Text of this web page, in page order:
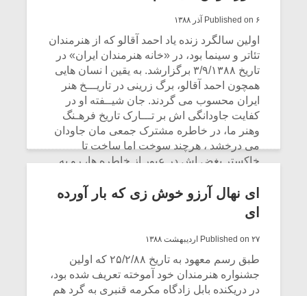
Published on ۶ آذر ۱۳۸۸
اولین سالگرد زنده یاد احمد آقالو که از هنرمندان
تئاتر و سینما بود، در «خانه هنرمندان ایران» در
تاریخ ۳/۹/۱۳۸۸ برگزارشد. به یقین ا نسان هایی
همچون احمد آقالو، برگ زرینی در تاریـــخ هنر
ایران محسوب می گردند. جان شیــفته او در
کفایت جاودانگی اش بر تـــارک تاریخ فرهـنگ
وهنر ما، در خاطره مشترک جمعی مان جاودان
می درخشد ، هرچند سوخت اما ساخت تا
خاکستر بغض اش در عبور از خاطره ها، رو به
ذات فردی اش برخلاف روال مالوف و معـمول
به سوی اعتلای ارزش های پاک انسانی گام نهاد
و درسایه سار حافـظه تاریخ، در وسعت
دستاوردهای بشری دل به دریا زد و رفت.
CONTINUE READING
ای نهال آرزو خوش زی که بار آورده
ای
Published on ۲۷ اردیبهشت ۱۳۸۸
طبق رسم معهود به تاریخ ۲۵/۲/۸۸ که اولین
جشنواره هنرمندان خود آموخته تعریف شده بود،
در دریکنده بابل زادگاه مکرمه قنبری به گرد هم
یادداشتی بر موسیقی
متن فیلم «متری
شیش و نیم»
اگر نمی توانی
مشهورترین باشی،
بدنام ترین باش